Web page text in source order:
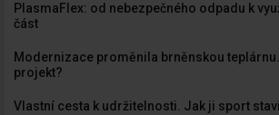
PlasmaFlex: od nebezpečného odpadu k
část
Modernizace proměnila brněnskou
projekt?
Vlastní cesta k udržitelnosti. Jak ji sport